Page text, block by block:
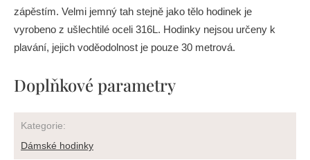
zápěstím. Velmi jemný tah stejně jako tělo hodinek je
vyrobeno z ušlechtilé oceli 316L. Hodinky nejsou určeny k
plavání, jejich voděodolnost je pouze 30 metrová.
Doplňkové parametry
Kategorie:
Dámské hodinky